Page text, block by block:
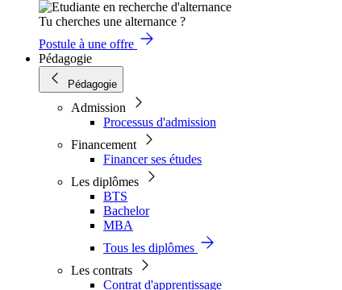
Tu cherches une alternance ?
Postule à une offre
Pédagogie
Pédagogie
Admission
Processus d'admission
Financement
Financer ses études
Les diplômes
BTS
Bachelor
MBA
Tous les diplômes
Les contrats
Contrat d'apprentissage